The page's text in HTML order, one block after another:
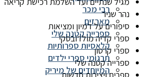
נהר שניר
סיפורים על דמיון ומציאות
ספרי קדיה מולדובסקי
ספרי קרטון
ספרייה קטנה שלי
רבי מכר
מארזים
ספרייה קטנה שלי
קלאסיות ספרותיות
תרגומי ספרי ילדים
המיוחדים של מיריק